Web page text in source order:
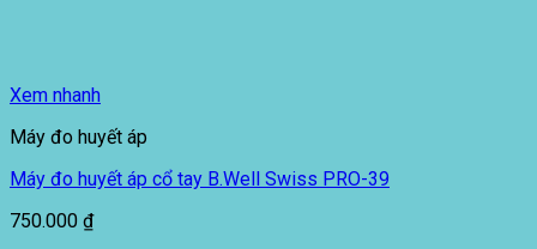
Xem nhanh
Máy đo huyết áp
Máy đo huyết áp cổ tay B.Well Swiss PRO-39
750.000 ₫